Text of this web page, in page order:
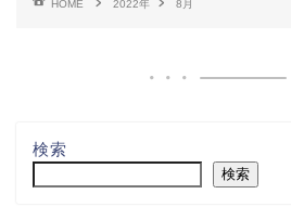
HOME 2022年 8月
検索
検索